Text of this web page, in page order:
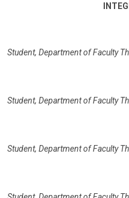
Student, Department of Faculty
Student, Department of Faculty
Student, Department of Faculty